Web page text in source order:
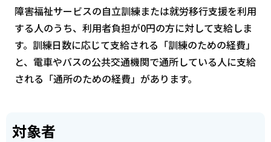
障害福祉サービスの自立訓練または就労移行支援を利用
する人のうち、利用者負担が0円の方に対して支給しま
す。訓練日数に応じて支給される「訓練のための経費」
と、電車やバスの公共交通機関で通所している人に支給
される「通所のための経費」があります。
対象者